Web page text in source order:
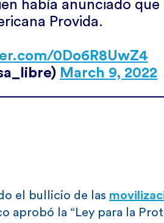
había anunciado que
Provida.
0Do6R8UwZ4
March 9, 2022
el bullicio de las
aprobó la “Ley para la